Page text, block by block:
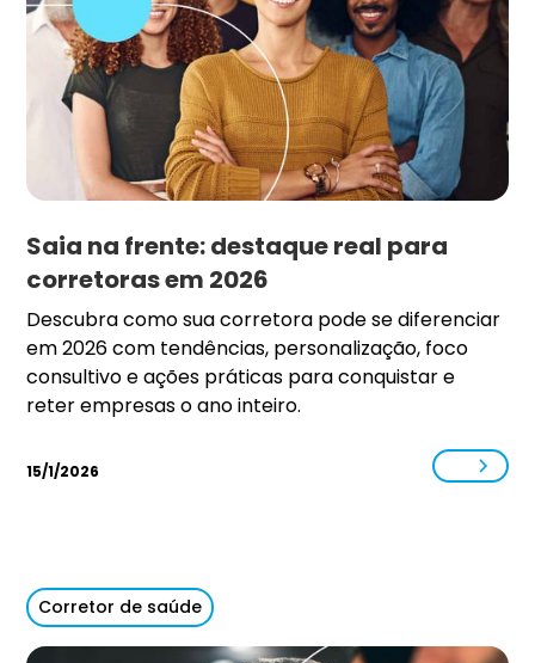
Saia na frente: destaque real para
corretoras em 2026
Descubra como sua corretora pode se diferenciar
em 2026 com tendências, personalização, foco
consultivo e ações práticas para conquistar e
reter empresas o ano inteiro.
15/1/2026
Corretor de saúde